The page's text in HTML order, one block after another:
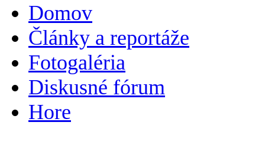
Domov
Články a reportáže
Fotogaléria
Diskusné fórum
Hore